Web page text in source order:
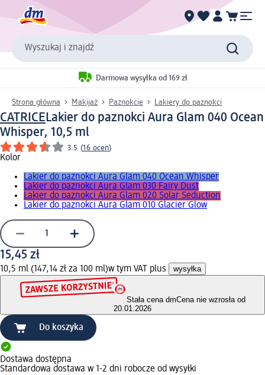
Wyszukaj i znajdź
Darmowa wysyłka od 169 zł
Strona główna Makijaż Paznokcie Lakiery do paznokci
CATRICELakier do paznokci Aura Glam 040 Ocean
Whisper, 10,5 ml
3.5 (16 ocen)
Kolor
Lakier do paznokci Aura Glam 040 Ocean Whisper
Lakier do paznokci Aura Glam 030 Fairy Dust
Lakier do paznokci Aura Glam 020 Solar Seduction
Lakier do paznokci Aura Glam 010 Glacier Glow
15,45 zł
10,5 ml (147,14 zł za 100 ml)w tym VAT plus wysyłka
Stała cena dmCena nie wzrosła od
20.01.2026
Do koszyka
Dostawa dostępna
Standardowa dostawa w 1-2 dni robocze od wysyłki